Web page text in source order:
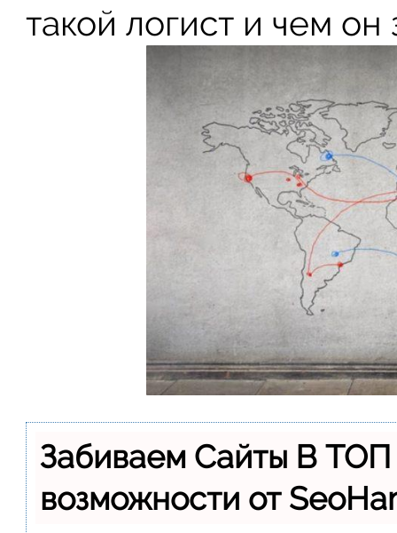
такой логист и чем он
Забиваем Сайты В
возможности от